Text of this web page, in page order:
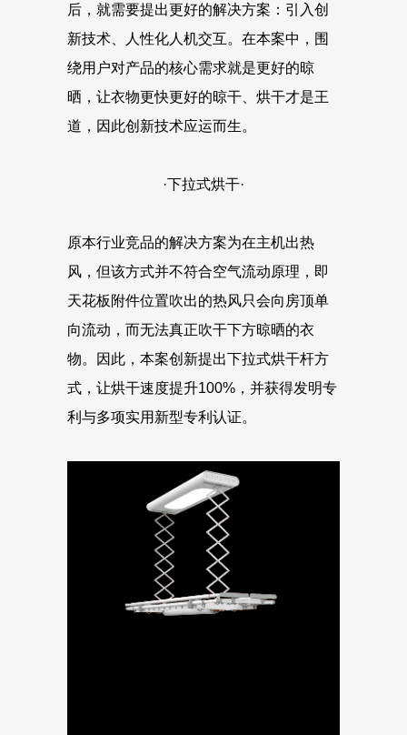
后，就需要提出更好的解决方案：引入创
新技术、人性化人机交互。在本案中，围
绕用户对产品的核心需求就是更好的晾
晒，让衣物更快更好的晾干、烘干才是王
道，因此创新技术应运而生。
·下拉式烘干·
原本行业竞品的解决方案为在主机出热
风，但该方式并不符合空气流动原理，即
天花板附件位置吹出的热风只会向房顶单
向流动，而无法真正吹干下方晾晒的衣
物。因此，本案创新提出下拉式烘干杆方
式，让烘干速度提升100%，并获得发明专
利与多项实用新型专利认证。